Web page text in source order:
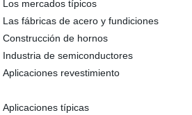
Los mercados típicos
Las fábricas de acero y fundiciones
Construcción de hornos
Industria de semiconductores
Aplicaciones revestimiento
Aplicaciones típicas